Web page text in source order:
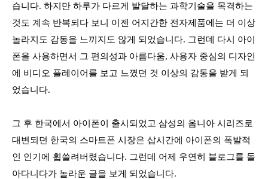
습니다. 하지만 하루가 다르게 발달하는 과학기술을 목격하는
것도 계속 반복되다 보니 이젠 어지간한 전자제품에는 더 이상
놀라지도 감동을 느끼지도 않게 되었습니다. 그런데 다시 아이
폰을 사용하면서 그 편의성과 아름다움, 사용자 중심의 디자인
에 비디오 플레이어를 보고 느꼈던 것 이상의 감동을 받게 되
었습니다.
그 후 한국에서 아이폰이 출시되었고 삼성의 옴니아 시리즈로
대변되던 한국의 스마트폰 시장은 삽시간에 아이폰의 폭발적
인 인기에 휩쓸려버렸습니다. 그런데 어제 우연히 블로그를 돌
아다니다가 놀라운 글을 보게 되었습니다.